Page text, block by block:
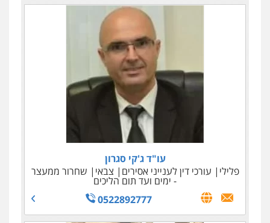
דורון, טיקוצקי ושות' – משרד עורכי דין
כלכלי
אזרחי מסחרי נדל"ן / עסקים צווארון לבן
בינלאומי
048147500
עו"ד ג'קי סגרון
פלילי
עורכי דין לענייני אסירים צבאי שחרור ממעצר
- ימים ועד תום הליכים
0522892777
עו"ד אמיר מסארווה
תעבורה
פלילי מעצרים וחקירות עורכי דין לענייני
אסירים
0549722872